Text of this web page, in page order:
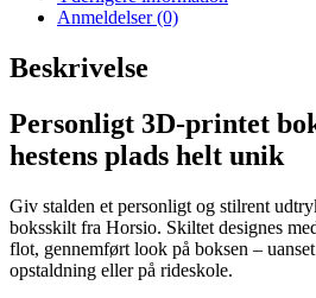
Anmeldelser (0)
Beskrivelse
Personligt 3D-printet
hestens plads helt unik
Giv stalden et personligt og stilrent
boksskilt fra Horsio. Skiltet designes
flot, gennemført look på boksen –
opstaldning eller på rideskole.